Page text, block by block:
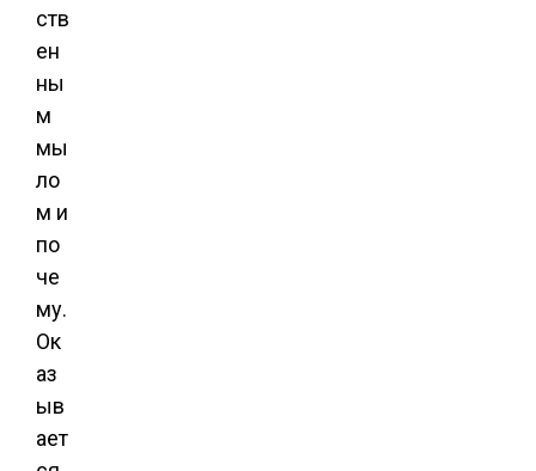
ств
ен
ны
м
мы
ло
м и
по
че
му.
Ок
аз
ыв
ает